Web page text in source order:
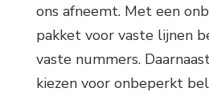
ons afneemt. Met een
pakket voor vaste lijnen
vaste nummers.
kiezen voor onbeperkt